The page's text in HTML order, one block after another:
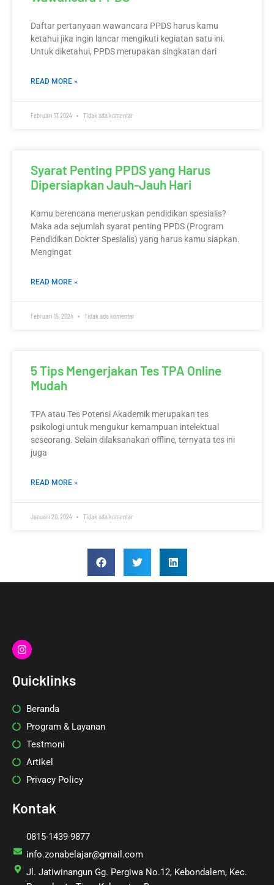
Daftar pertanyaan wawancara PPDS harus kamu
ketahui jika ingin lancar mengikuti kegiatan satu ini.
Untuk diketahui, PPDS merupakan singkatan dari
READ MORE »
Februari 17, 2024 Tidak ada komentar
Syarat Penting PPDS yang Harus
Dipersiapkan Jauh-Jauh Hari
Kamu berencana meneruskan pendidikan spesialis?
Maka ada sejumlah syarat penting PPDS (Program
Pendidikan Dokter Spesialis) yang harus kamu siapkan.
Mengingat
READ MORE »
Februari 15, 2024 Tidak ada komentar
5 Tips Mengerjakan Tes TPA Online
Mudah
TPA atau Tes Potensi Akademik merupakan tes
psikologi untuk mengukur kemampuan intelektual
seseorang. Selain dilaksanakan offline, ternyata tes ini
juga
READ MORE »
Januari 20, 2024 Tidak ada komentar
I
n
s
a
m
Quicklinks
Beranda
Program & Layanan
Testmoni
Artikel
Privacy Policy
Kontak
0815-1439-9877
info.zonabelajar@gmail.com
Jl. Jatiwinangun Gg. Pergiwa No.12, Kebondalem, Kec.